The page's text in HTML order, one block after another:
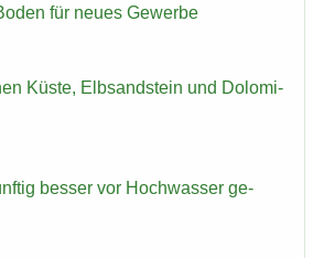
für neues Ge­wer­be
Küste, Elb­sand­stein und Do­lo­mi­
bes­ser vor Hoch­was­ser ge­